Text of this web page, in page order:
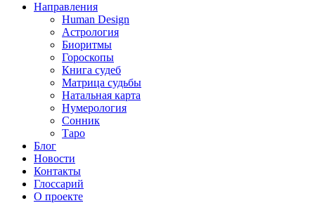
Направления
Human Design
Астрология
Биоритмы
Гороскопы
Книга судеб
Матрица судьбы
Натальная карта
Нумерология
Сонник
Таро
Блог
Новости
Контакты
Глоссарий
О проекте